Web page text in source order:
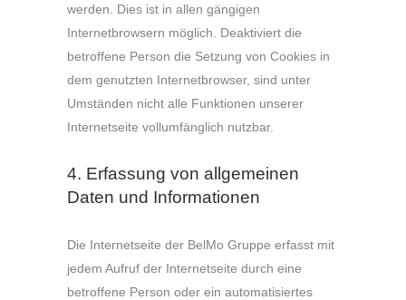
werden. Dies ist in allen gängigen
Internetbrowsern möglich. Deaktiviert die
betroffene Person die Setzung von Cookies in
dem genutzten Internetbrowser, sind unter
Umständen nicht alle Funktionen unserer
Internetseite vollumfänglich nutzbar.
4. Erfassung von allgemeinen
Daten und Informationen
Die Internetseite der BelMo Gruppe erfasst mit
jedem Aufruf der Internetseite durch eine
betroffene Person oder ein automatisiertes